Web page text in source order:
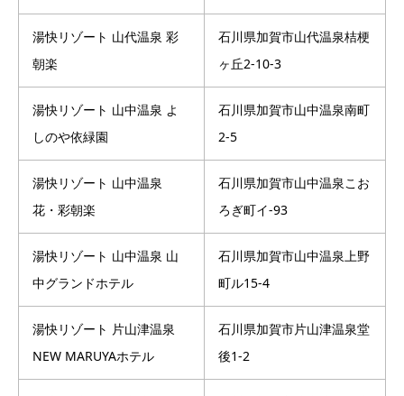
湯快リゾート 山代温泉 彩
朝楽
石川県加賀市山代温泉桔梗
ヶ丘2-10-3
湯快リゾート 山中温泉 よ
しのや依緑園
石川県加賀市山中温泉南町
2-5
湯快リゾート 山中温泉
花・彩朝楽
石川県加賀市山中温泉こお
ろぎ町イ-93
湯快リゾート 山中温泉 山
中グランドホテル
石川県加賀市山中温泉上野
町ル15-4
湯快リゾート 片山津温泉
NEW MARUYAホテル
石川県加賀市片山津温泉堂
後1-2